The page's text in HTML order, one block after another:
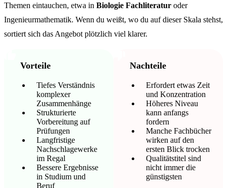
Themen eintauchen, etwa in Biologie Fachliteratur oder
Ingenieurmathematik. Wenn du weißt, wo du auf dieser Skala stehst,
sortiert sich das Angebot plötzlich viel klarer.
Vorteile
Tiefes Verständnis
komplexer
Zusammenhänge
Strukturierte
Vorbereitung auf
Prüfungen
Langfristige
Nachschlagewerke
im Regal
Bessere Ergebnisse
in Studium und
Beruf
Nachteile
Erfordert etwas Zeit
und Konzentration
Höheres Niveau
kann anfangs
fordern
Manche Fachbücher
wirken auf den
ersten Blick trocken
Qualitätstitel sind
nicht immer die
günstigsten